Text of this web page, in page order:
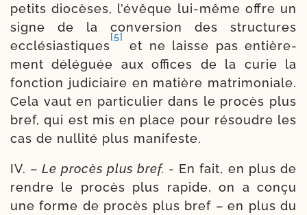
petits dio­cèses, l’é­vêque lui-​même offre un
signe de la conver­sion des struc­tures
ecclé­sias­tiques
[5]
et ne laisse pas entiè­re­
ment délé­guée aux offices de la curie la
fonc­tion judi­ciaire en matière matri­mo­niale.
Cela vaut en par­ti­cu­lier dans le pro­cès plus
bref, qui est mis en place pour résoudre les
cas de nul­li­té plus manifeste.
IV. –Le pro­cès plus bref. - En fait, en plus de
rendre le pro­cès plus rapide, on a conçu
une forme de pro­cès plus bref – en plus du